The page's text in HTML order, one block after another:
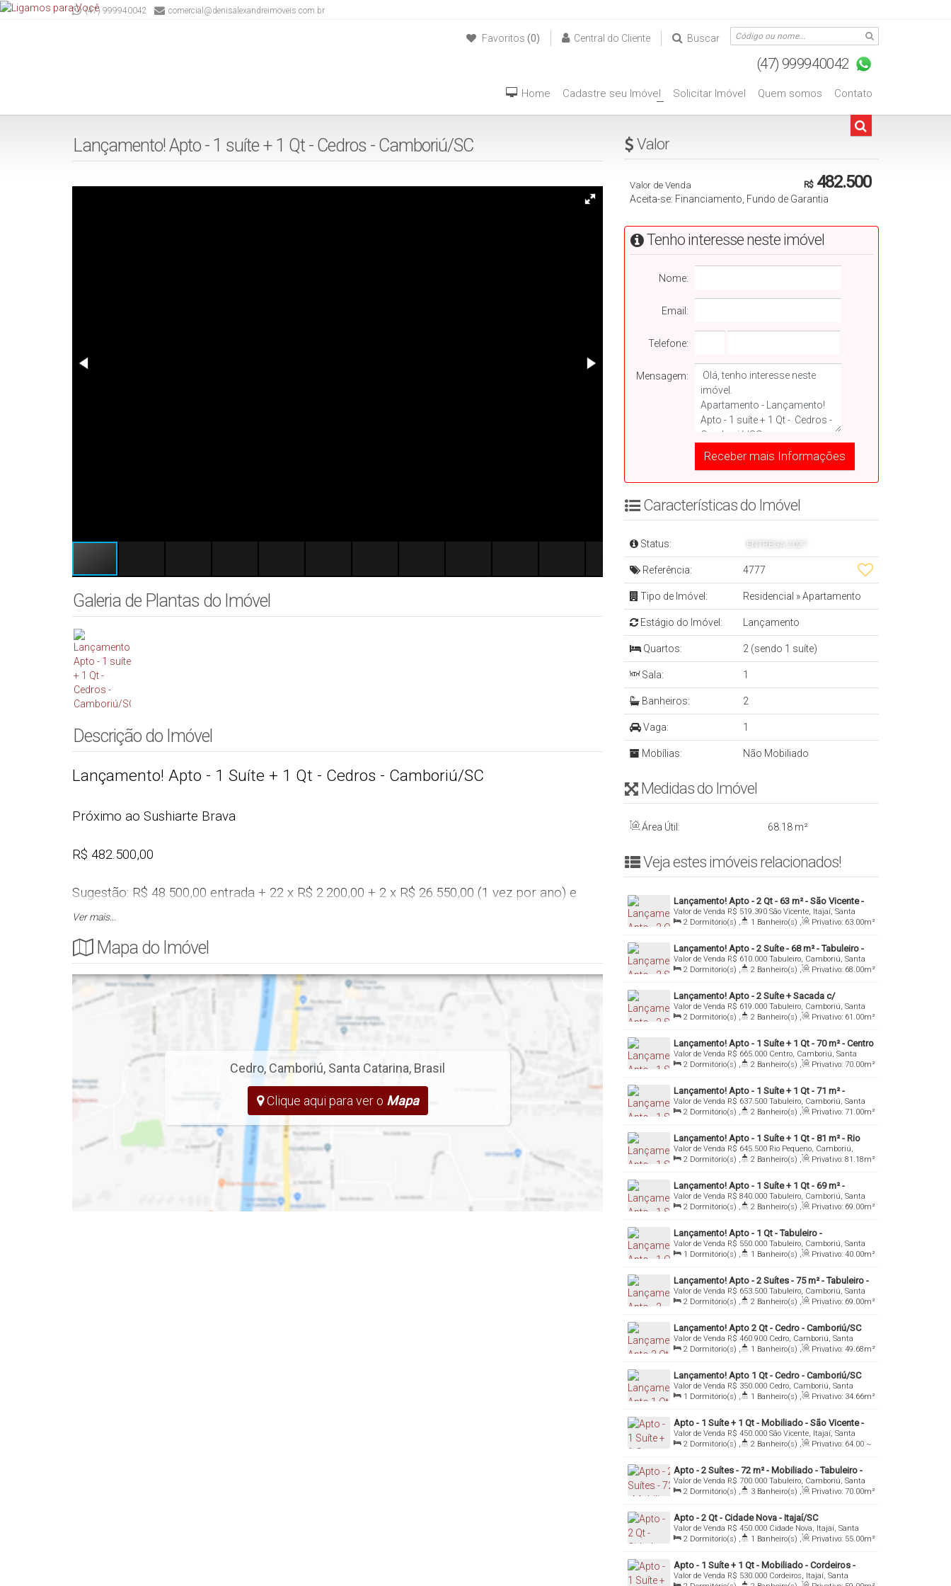
(47) 999940042 comercial@denisalexandreimoveis.com.br
Buscar
Central do Cliente
Favoritos (0)
(47) 999940042
Contato
Quem somos
Solicitar Imóvel
+
Cadastre seu Imóvel
Home
Lançamento! Apto - 1 suíte + 1 Qt - Cedros - Camboriú/SC
Galeria de Plantas do Imóvel
Descrição do Imóvel
Lançamento! Apto - 1 Suíte + 1 Qt - Cedros - Camboriú/SC
Próximo ao Sushiarte Brava
R$ 482.500,00
Sugestão: R$ 48.500,00 entrada + 22 x R$ 2.200,00 + 2 x R$ 26.550,00 (1 vez por ano) e
após pronto parcelas fixas de R$ 2.622,00
Cód.: 4777
APARTAMENTO
- 1 Suíte + 1 Quarto
- Sala de Estar e Jantar
- Sacada C/Churrasqueira
- Área de Serviço
- Banheiro Social
- 68,18 m² Privativos
Ver mais...
Mapa do Imóvel
Cedro, Camboriú, Santa Catarina, Brasil
Clique aqui para ver o Mapa
Valorㅤㅤㅤㅤㅤㅤㅤㅤㅤㅤㅤㅤㅤ
R$482.500
Valor de Venda
Aceita-se: Financiamento, Fundo de Garantia
Tenho interesse neste imóvel
Nome:
Email:
Telefone:
Mensagem:
Características do Imóvelㅤㅤㅤ ㅤ
Status: ENTREGA 2027
Referência: 4777
Tipo de Imóvel: Residencial »Apartamento
Estágio do Imóvel: Lançamento
Quartos: 2 (sendo 1 suíte)
Sala: 1
Banheiros: 2
Vaga: 1
Mobílias: Não Mobiliado
Medidas do Imóvelㅤ ㅤㅤ ㅤㅤ ㅤ
Área Útil: 68 .18 m²
Veja estes imóveis relacionados!ㅤ
Lançamento! Apto - 2 Qt - 63 m² - São Vicente -
Itajaí/SC
R$ 519.390
Valor de Venda
São Vicente, Itajaí, Santa
Catarina, Brasil
2 Dormitório(s) , 1 Banheiro(s) , Privativo: 63.00m²
,
1 Sala(s) , 1 Vaga(s) , Útil: 63.00m²
Lançamento! Apto - 2 Suíte - 68 m² - Tabuleiro -
Camboriú/SC R$ 610.000
Valor de Venda
Tabuleiro, Camboriú, Santa
Catarina, Brasil
2 Dormitório(s) , 2 Banheiro(s) , Privativo: 68.00m²
,
1 Sala(s) , 1 ~ 2 Suíte(s) , 1 Vaga(s) ,
Útil:
68Lançamento! Apto - 2 Suíte + Sacada c/
Churrasqueira - 61 m² - Tabuleiro - Camboriú/SC
R$ 619.000
Valor de Venda
Tabuleiro, Camboriú, Santa
Catarina, Brasil
2 Dormitório(s) , 2 Banheiro(s) , Privativo: 61 .00m²
,
1 Sala(s) , 1 Suíte(s) , 1 Vaga(s) , Útil: 61.00m²
Lançamento! Apto - 1 Suíte + 1 Qt - 70 m² - Centro
- Camboriú/SCR$ 665.000
Valor de Venda
Centro, Camboriú, Santa
Catarina, Brasil
2 Dormitório(s) , 2 Banheiro(s) , Privativo: 70.00m²
,
1 Sala(s) , 1 Suíte(s) , 1 Vaga(s) , Útil: 70.00m²
Lançamento! Apto - 1 Suíte + 1 Qt - 71 m² -
Tabuleiro - Camboriú/SC
R$ 637.500
Valor de Venda
Tabuleiro, Camboriú, Santa
Catarina, Brasil
2 Dormitório(s) , 2 Banheiro(s) , Privativo: 71 .00m²
,
1 Sala(s) , 1 Suíte(s) , 1 Vaga(s) , Útil: 71.00m²
Lançamento! Apto - 1 Suíte + 1 Qt - 81 m² - Rio
Pequeno - Camboriú/SC
R$ 645.500
Valor de Venda
Rio Pequeno, Camboriú,
Santa Catarina, Brasil
2 Dormitório(s) , 2 Banheiro(s) , Privativo: 81 .18m²
,
1 Sala(s) , 1 Suíte(s) , 1 Vaga(s) , Útil: 81.18m²
Lançamento! Apto - 1 Suíte + 1 Qt - 69 m² -
Tabuleiro - Camboriú/SC
R$ 840.000
Valor de Venda
Tabuleiro, Camboriú, Santa
Catarina, Brasil
2 Dormitório(s) , 2 Banheiro(s) , Privativo: 69.00m²
,
1 Sala(s) , 1 Suíte(s) , 1 Vaga(s) , Útil: 69.00m²
Lançamento! Apto - 1 Qt - Tabuleiro -
Camboriú/SC R$ 550.000
Valor de Venda
Tabuleiro, Camboriú, Santa
Catarina, Brasil
1 Dormitório(s) , 1 Banheiro(s) , Privativo: 40.00m²
,
1 Sala(s) , 1 Vaga(s) , Útil: 40.00m²
Lançamento! Apto - 2 Suítes - 75 m² - Tabuleiro -
Camboriú/SC R$ 653.500
Valor de Venda
Tabuleiro, Camboriú, Santa
Catarina, Brasil
2 Dormitório(s) , 2 Banheiro(s) , Privativo: 69.00m²
,
1 Sala(s) , 1 Suíte(s) , 1 Vaga(s) , Útil: 69.00m²
Lançamento! Apto 2 Qt - Cedro - Camboriú/SC
R$ 460.900
Valor de Venda
Cedro, Camboriú, Santa
Catarina, Brasil
2 Dormitório(s) , 1 Banheiro(s) , Privativo: 49.68m²
,
1 Sala(s) , 1 Vaga(s) , Útil: 49.68m²
Lançamento! Apto 1 Qt - Cedro - Camboriú/SC
R$ 350.000
Valor de Venda
Cedro, Camboriú, Santa
Catarina, Brasil
1 Dormitório(s) , 1 Banheiro(s) , Privativo: 34.66m²
,
1 Sala(s) , 1 Vaga(s) , Útil: 34.66m²
Apto - 1 Suíte + 1 Qt - Mobiliado - São Vicente -
Itajaí
R$ 450.000
Valor de Venda
São Vicente, Itajaí, Santa
Catarina, Brasil
2 Dormitório(s) , 2 Banheiro(s) , Privativo: 64.00 ~
65.00m² , 1 Suíte(s) , 1 Vaga(s) , Útil: 65.00m²
Apto - 2 Suítes - 72 m² - Mobiliado - Tabuleiro -
Camboriú/SC R$ 700.000
Valor de Venda
Tabuleiro, Camboriú, Santa
Catarina, Brasil
2 Dormitório(s) , 3 Banheiro(s) , Privativo: 70.00m²
,
1 Sala(s) , 2 Suíte(s) , Total: 96.00m² ,
1
Vaga(s)
, Útil: 70 .00 m²
Apto - 2 Qt - Cidade Nova - Itajaí/SC
R$ 450.000
Valor de Venda
Cidade Nova, Itajaí, Santa
Catarina, Brasil
2 Dormitório(s) , 1 Banheiro(s) , Privativo: 55.00m²
,
1 Sala(s) , 1 Vaga(s) , Útil: 55.00m²
Apto - 1 Suíte + 1 Qt - Mobiliado - Cordeiros -
Parte Alta - Itajaí/SC
R$ 530.000
Valor de Venda
Cordeiros, Itajaí, Santa